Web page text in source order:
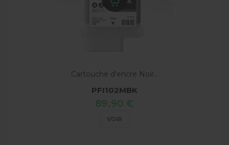
Cartouche d'encre Noir...
PFI102MBK
89,90 €
VOIR